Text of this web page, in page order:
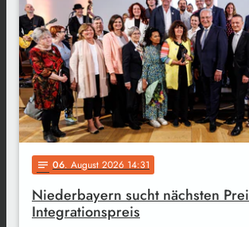
notes 06. August 2026 14:31
Niederbayern sucht nächsten
Integrationspreis